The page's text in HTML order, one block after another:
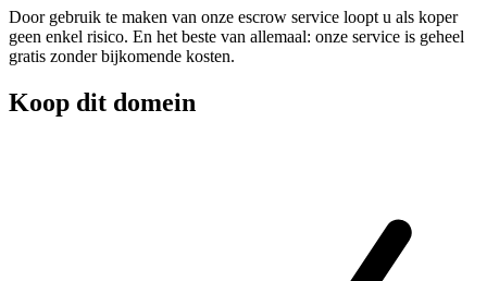
Door gebruik te maken van onze escrow service loopt u als koper
geen enkel risico. En het beste van allemaal: onze service is geheel
gratis zonder bijkomende kosten.
Koop dit domein